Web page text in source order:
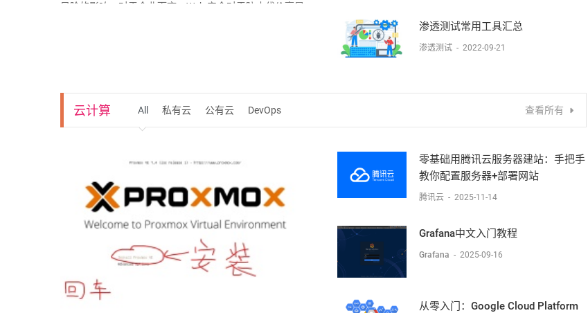
风险的影响。对于企业而言，Web 安全对于防止代价高昂
渗透测试常用工具汇总
渗透测试 - 2022-09-21
云计算 All 私有云 公有云 DevOps 查看所有
零基础用腾讯云服务器建站：手把手
教你配置服务器+部署网站
腾讯云 - 2025-11-14
Grafana中文入门教程
Grafana - 2025-09-16
从零入门：Google Cloud Platform